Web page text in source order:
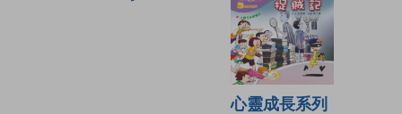
心靈成長系列